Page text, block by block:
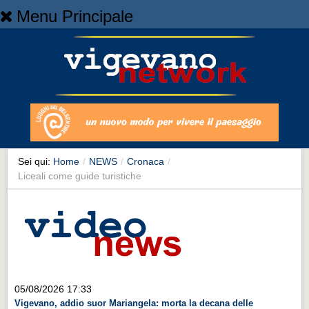
Menu Principale
NEWS
Cronaca
Cronaca
Artes et Artificia
Sport
Territorio
Sei qui: Home / NEWS / Cronaca /
Liceali come guide turistiche
05/08/2026 17:33
Vigevano, addio suor Mariangela: morta la decana delle